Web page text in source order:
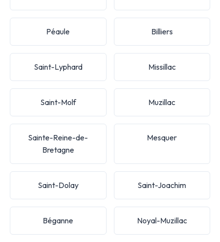
Péaule Billiers
Saint-Lyphard Missillac
Saint-Molf Muzillac
Sainte-Reine-de-
Bretagne
Mesquer
Saint-Dolay Saint-Joachim
Béganne Noyal-Muzillac